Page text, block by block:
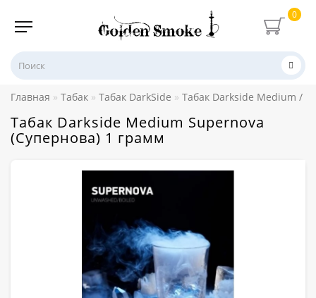
0
Главная Табак Табак DarkSide Табак Darkside Medium /
Табак Darkside Medium Supernova
(Супернова) 1 грамм